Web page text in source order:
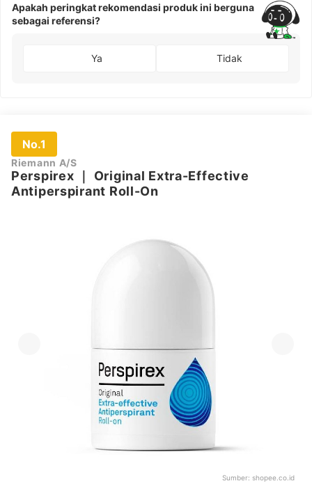
Apakah peringkat rekomendasi produk ini berguna
sebagai referensi?
Ya Tidak
No.1
Riemann A/S
Perspirex ｜ Original Extra-Effective
Antiperspirant Roll-On
Sumber: shopee.co.id